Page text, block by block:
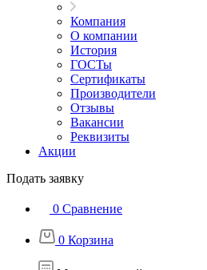
Компания
О компании
История
ГОСТы
Сертификаты
Производители
Отзывы
Вакансии
Реквизиты
Акции
Подать заявку
0 Сравнение
0 Корзина